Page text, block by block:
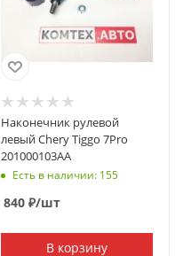
Наконечник рулевой
левый Chery Tiggo 7Pro
201000103AA
Есть в наличии: 155
840 ₽/шт
В корзину